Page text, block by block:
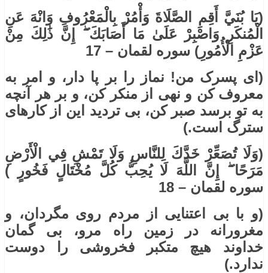
(يَا بُنَيَّ أَقِمِ الصَّلَاةَ وَأْمُرْ بِالْمَعْرُوفِ وَانْهَ عَنِ
الْمُنكَرِ وَاصْبِرْ عَلَىٰ مَا أَصَابَكَ ۖ إِنَّ ذَٰلِكَ مِنْ
عَزْمِ الْأُمُورِ) سوره لقمان – 17
(ای پسرک من! نماز را بر پا دار، و امر به
معروف کن و نهی از منکر کن، و بر هر آنچه
به تو برسد صبر کن، بی تردید این از کارهای
سترگ است.)
(وَلَا تُصَعِّرْ خَدَّكَ لِلنَّاسِ وَلَا تَمْشِ فِي الْأَرْضِ
مَرَحًا ۖ إِنَّ اللَّهَ لَا يُحِبُّ كُلَّ مُخْتَالٍ فَخُورٍ )
سوره لقمان – 18
(و با بی اعتنایی از مردم روی مگردان، و
مغرورانه در زمین راه مرو، بی گمان
خداوند هیچ متکبر فخروشی را دوست
ندارد.)